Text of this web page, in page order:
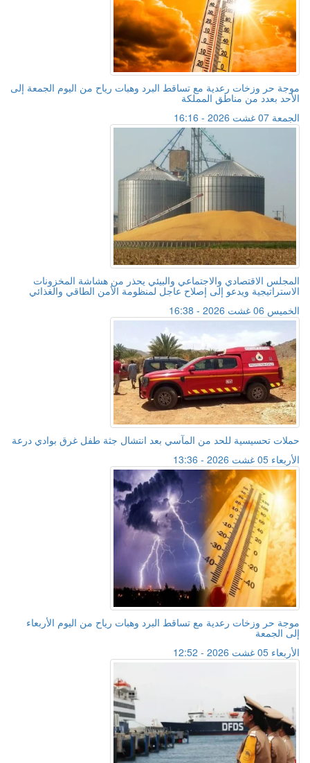
موجة حر وزخات رعدية مع تساقط البرد وهبات رياح من اليوم الجمعة إلى
الأحد بعدد من مناطق المملكة
الجمعة 07 غشت 2026 - 16:16
المجلس الاقتصادي والاجتماعي والبيئي يحذر من هشاشة المخزونات
الاستراتيجية ويدعو إلى إصلاح عاجل لمنظومة الأمن الطاقي والغذائي
الخميس 06 غشت 2026 - 16:38
حملات تحسيسية للحد من المآسي بعد انتشال جثة طفل غرق بوادي درعة
الأربعاء 05 غشت 2026 - 13:36
موجة حر وزخات رعدية مع تساقط البرد وهبات رياح من اليوم الأربعاء
إلى الجمعة
الأربعاء 05 غشت 2026 - 12:52